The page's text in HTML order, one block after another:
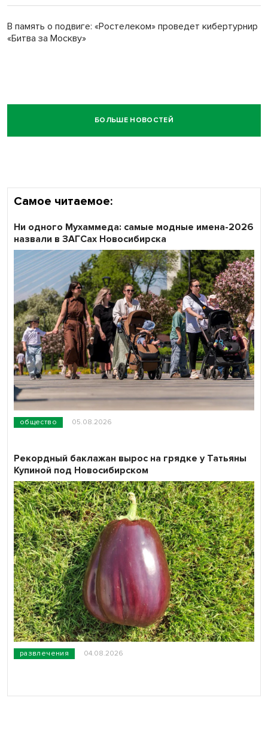
В память о подвиге: «Ростелеком» проведет кибертурнир
«Битва за Москву»
БОЛЬШЕ НОВОСТЕЙ
Самое читаемое:
общество 05.08.2026
Ни одного Мухаммеда: самые модные имена-2026
назвали в ЗАГСах Новосибирска
развлечения 04.08.2026
Рекордный баклажан вырос на грядке у Татьяны
Купиной под Новосибирском